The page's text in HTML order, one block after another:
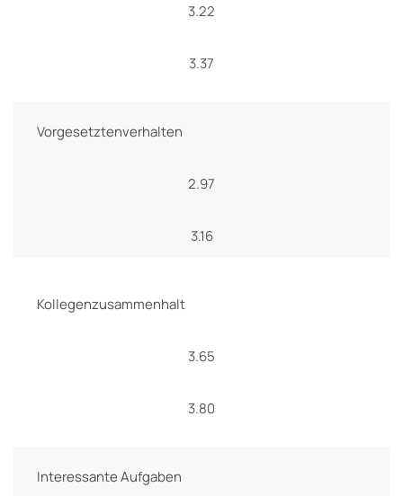
3.22
3.37
Vorgesetztenverhalten
2.97
3.16
Kollegenzusammenhalt
3.65
3.80
Interessante Aufgaben